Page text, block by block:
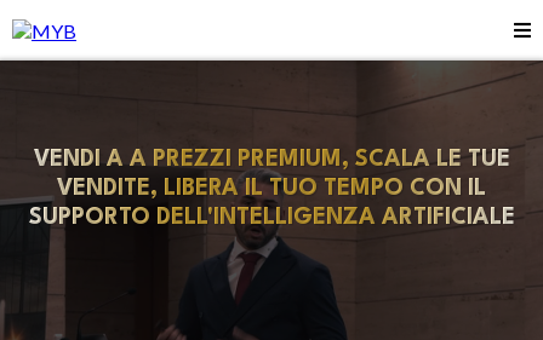
VENDI A A PREZZI PREMIUM, SCALA LE TUE
VENDITE, LIBERA IL TUO TEMPO CON IL
SUPPORTO DELL'INTELLIGENZA ARTIFICIALE